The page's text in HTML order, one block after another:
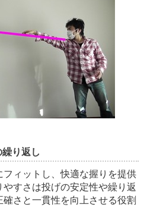
り返し
ィットし、快適な握りを提供
すさは投げの安定性や繰り返
さと一貫性を向上させる役割